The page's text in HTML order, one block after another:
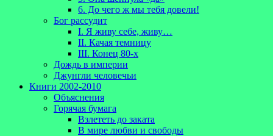
6. До чего ж мы тебя довели!
Бог рассудит
I. Я живу себе, живу…
II. Качая темницу
III. Конец 80-х
Дождь в империи
Джунгли человечьи
Книги 2002-2010
Объяснения
Горячая бумага
Взлететь до заката
В мире любви и свободы